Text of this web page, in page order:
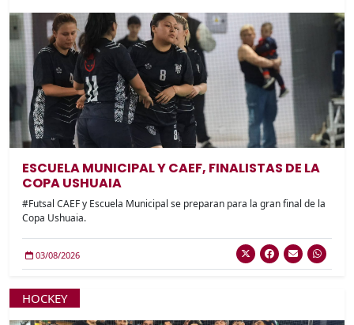
ESCUELA MUNICIPAL Y CAEF, FINALISTAS DE LA
COPA USHUAIA
#Futsal CAEF y Escuela Municipal se preparan para la gran final de la
Copa Ushuaia.
03/08/2026
HOCKEY